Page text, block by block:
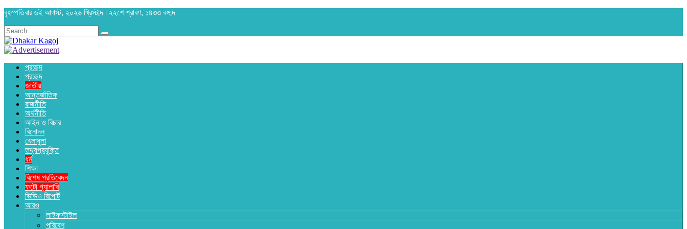
বৃহস্পতিবার ৬ই আগস্ট, ২০২৬ খ্রিস্টাব্দ | ২২শে শ্রাবণ, ১৪৩৩ বঙ্গাব্দ
প্রচ্ছদ
প্রচ্ছদ
জাতীয়
আন্তর্জাতিক
রাজনীতি
অর্থনীতি
আইন ও বিচার
বিনোদন
খেলাধুলা
তথ্যপ্রযুক্তি
ধর্ম
শিক্ষা
বিশেষ প্রতিবেদন
ফটো গ্যালারি
ভিডিও রিপোর্ট
আরও
লাইফস্টাইল
পরিবেশ